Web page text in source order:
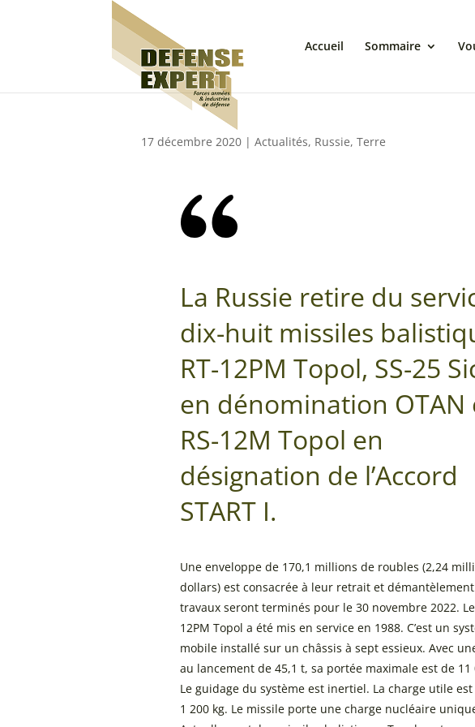
Accueil Sommaire
17 décembre 2020 |Actualités, Russie,Terre
La Russie retire du
dix-huit missiles
RT-12PM Topol, SS-25
en dénomination OTAN
RS-12M Topol en
désignation de l’Accord
START I.
Une enveloppe de 170,1 millions de roubles (2,24
dollars) est consacrée à leur retrait et
travaux seront terminés pour le 30 novembre 2022. Le
12PM Topol a été mis en service en 1988. C’est un
mobile installé sur un châssis à sept essieux. Avec
au lancement de 45,1 t, sa portée maximale est de 11
Le guidage du système est inertiel. La charge utile
1 200 kg. Le missile porte une charge nucléaire